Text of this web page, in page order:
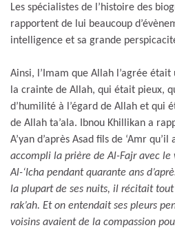
Les spécialistes de l’histoire des
rapportent de lui beaucoup
intelligence et sa grande
Ainsi, l’Imam que Allah l’agrée
la crainte de Allah, qui était pieux,
d’humilité à l’égard de Allah et qui
de Allah ta’ala. Ibnou Khillikan a
A’yan d’après Asad fils de ‘Amr qu’il
accompli la prière de Al-Fajr avec le
Al-‘Icha pendant quarante ans
la plupart de ses nuits, il récitait
rak’ah. Et on entendait ses pleurs
voisins avaient de la compassion